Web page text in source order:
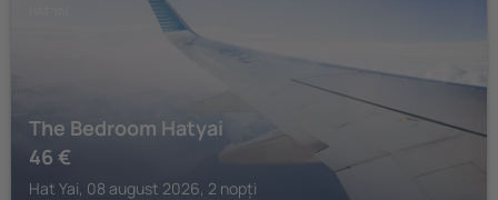
The Bedroom Hatyai
46 €
Hat Yai, 08 august 2026, 2 nopți